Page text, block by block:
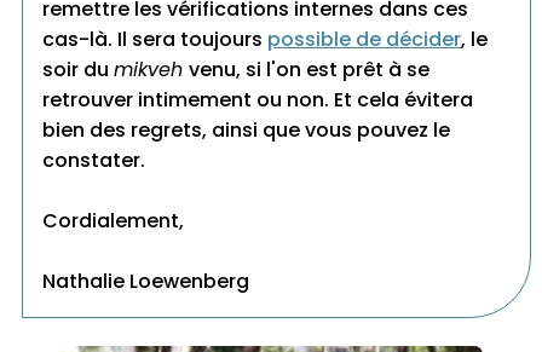
remettre les vérifications internes dans ces
cas-là. Il sera toujours possible de décider, le
soir dumikvehvenu, si l'on est prêt à se
retrouver intimement ou non. Et cela évitera
bien des regrets, ainsi que vous pouvez le
constater.
Cordialement,
Nathalie Loewenberg